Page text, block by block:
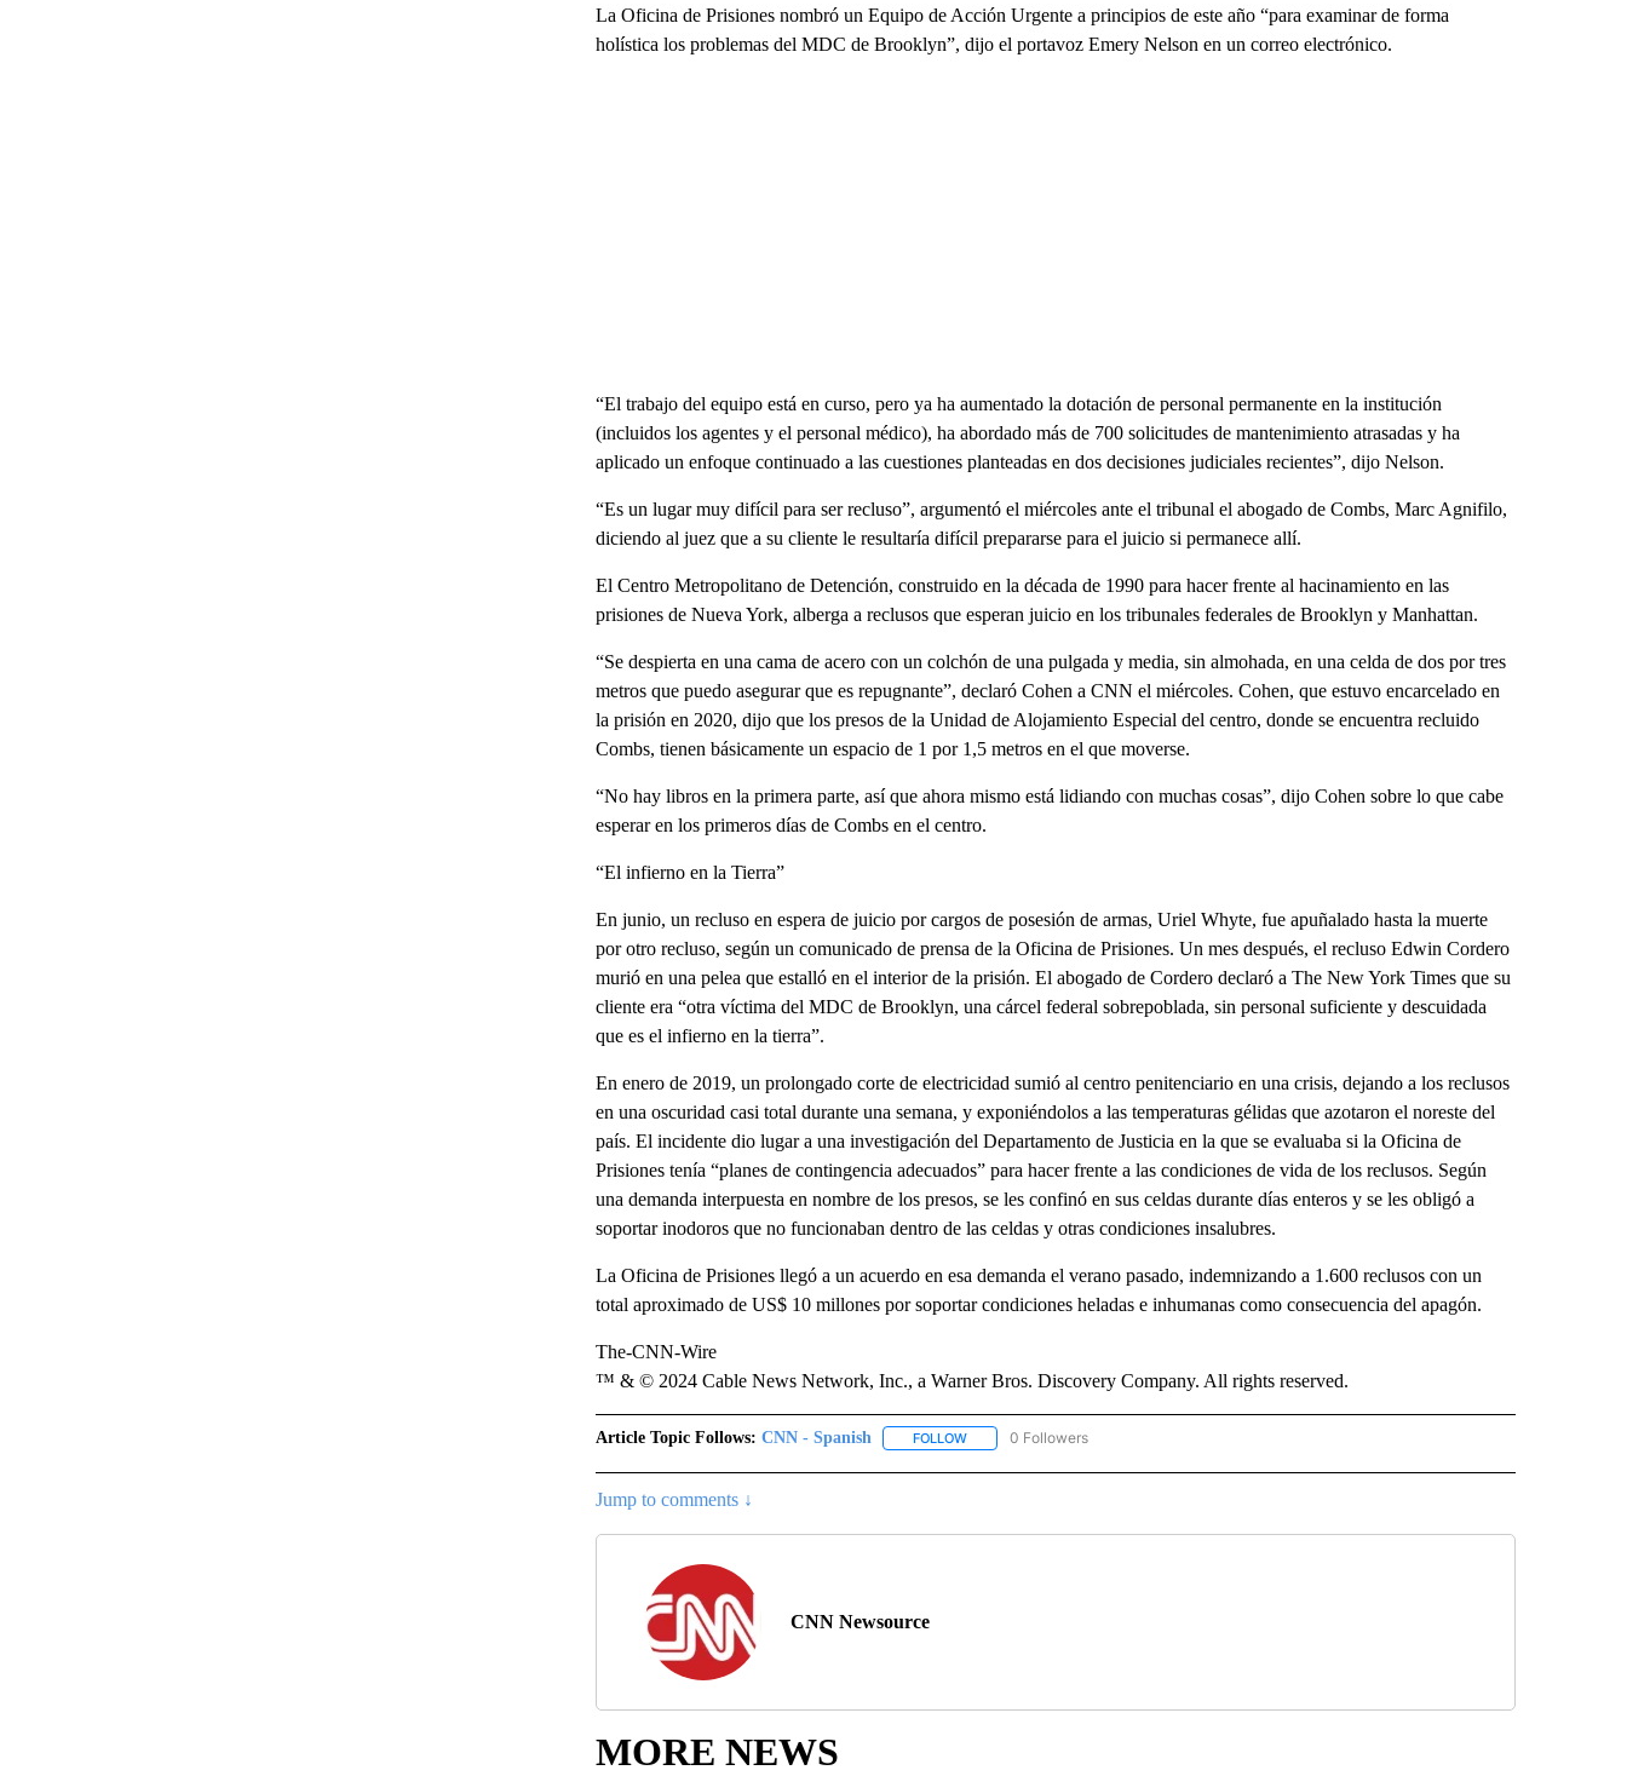
La Oficina de Prisiones nombró un Equipo de Acción Urgente a principios de este año “para examinar de forma
holística los problemas del MDC de Brooklyn”, dijo el portavoz Emery Nelson en un correo electrónico.
“El trabajo del equipo está en curso, pero ya ha aumentado la dotación de personal permanente en la institución
(incluidos los agentes y el personal médico), ha abordado más de 700 solicitudes de mantenimiento atrasadas y ha
aplicado un enfoque continuado a las cuestiones planteadas en dos decisiones judiciales recientes”, dijo Nelson.
“Es un lugar muy difícil para ser recluso”, argumentó el miércoles ante el tribunal el abogado de Combs, Marc Agnifilo,
diciendo al juez que a su cliente le resultaría difícil prepararse para el juicio si permanece allí.
El Centro Metropolitano de Detención, construido en la década de 1990 para hacer frente al hacinamiento en las
prisiones de Nueva York, alberga a reclusos que esperan juicio en los tribunales federales de Brooklyn y Manhattan.
“Se despierta en una cama de acero con un colchón de una pulgada y media, sin almohada, en una celda de dos por tres
metros que puedo asegurar que es repugnante”, declaró Cohen a CNN el miércoles. Cohen, que estuvo encarcelado en
la prisión en 2020, dijo que los presos de la Unidad de Alojamiento Especial del centro, donde se encuentra recluido
Combs, tienen básicamente un espacio de 1 por 1,5 metros en el que moverse.
“No hay libros en la primera parte, así que ahora mismo está lidiando con muchas cosas”, dijo Cohen sobre lo que cabe
esperar en los primeros días de Combs en el centro.
“El infierno en la Tierra”
En junio, un recluso en espera de juicio por cargos de posesión de armas, Uriel Whyte, fue apuñalado hasta la muerte
por otro recluso, según un comunicado de prensa de la Oficina de Prisiones. Un mes después, el recluso Edwin Cordero
murió en una pelea que estalló en el interior de la prisión. El abogado de Cordero declaró a The New York Times que su
cliente era “otra víctima del MDC de Brooklyn, una cárcel federal sobrepoblada, sin personal suficiente y descuidada
que es el infierno en la tierra”.
En enero de 2019, un prolongado corte de electricidad sumió al centro penitenciario en una crisis, dejando a los reclusos
en una oscuridad casi total durante una semana, y exponiéndolos a las temperaturas gélidas que azotaron el noreste del
país. El incidente dio lugar a una investigación del Departamento de Justicia en la que se evaluaba si la Oficina de
Prisiones tenía “planes de contingencia adecuados” para hacer frente a las condiciones de vida de los reclusos. Según
una demanda interpuesta en nombre de los presos, se les confinó en sus celdas durante días enteros y se les obligó a
soportar inodoros que no funcionaban dentro de las celdas y otras condiciones insalubres.
La Oficina de Prisiones llegó a un acuerdo en esa demanda el verano pasado, indemnizando a 1.600 reclusos con un
total aproximado de US$ 10 millones por soportar condiciones heladas e inhumanas como consecuencia del apagón.
The-CNN-Wire
™ & © 2024 Cable News Network, Inc., a Warner Bros. Discovery Company. All rights reserved.
Article Topic Follows: CNN - Spanish FOLLOWFOLLOW "CNN - SPANISH" TO RECEIVE NOTIFICATIONS ABOUT NEW PAGES ON "CNN - SPANISH".
0 Followers
Jump to comments ↓
CNN Newsource
MORE NEWS